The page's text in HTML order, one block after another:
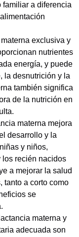
familiar a diferencia
exclusiva y
nutrientes
energía, y puede
la desnutrición y la
también significa
de la nutrición en
materna mejora
desarrollo y la
y niños,
los recién nacidos
a mejorar la salud
tanto a corto como
se
materna y
adecuada son